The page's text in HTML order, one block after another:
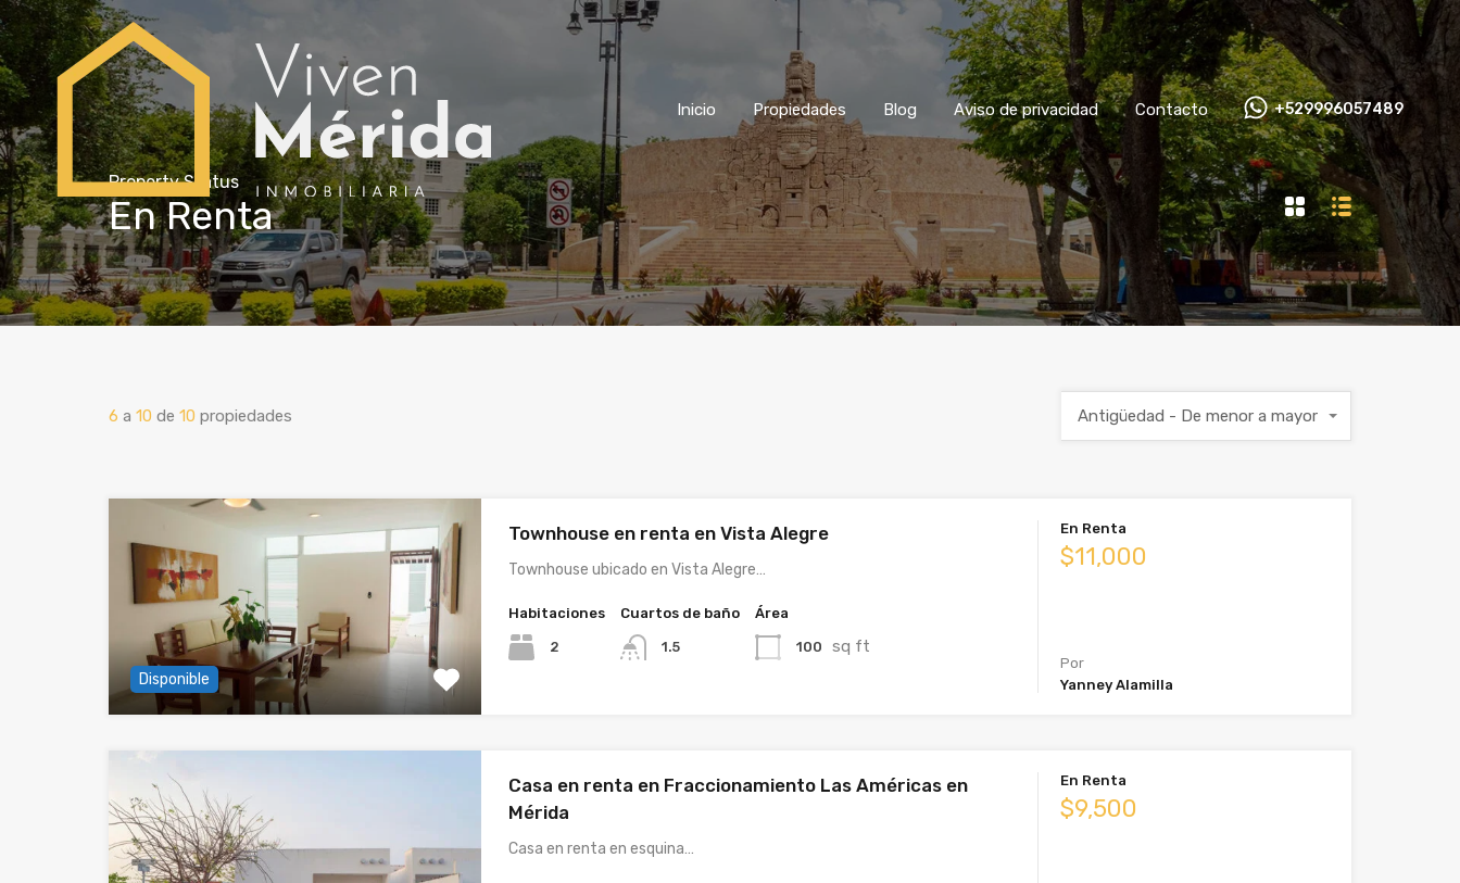
Blog Aviso de privacidad Contacto +529996057489
Inicio Propiedades Blog Aviso de privacidad Contacto +529996057489
Property Status
En Renta
6 a 10 de 10 propiedades Antigüedad - De menor a mayor
Disponible
Townhouse en renta en Vista Alegre
Townhouse ubicado en Vista Alegre…
Habitaciones
2
Cuartos de baño
1.5
Área
100 sq ft
En Renta
$11,000
Por
Yanney Alamilla
Casa en renta en Fraccionamiento Las Américas en
Mérida
Casa en renta en esquina…
En Renta
$9,500